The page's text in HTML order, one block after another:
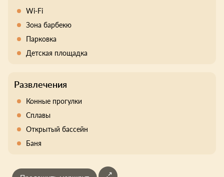
Wi-Fi
Зона барбекю
Парковка
Детская площадка
Развлечения
Конные прогулки
Сплавы
Открытый бассейн
Баня